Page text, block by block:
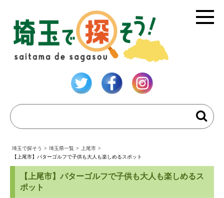
埼玉で探そう > 埼玉県一覧 > 上尾市 >
【上尾市】パターゴルフで子供も大人も楽しめるスポット
【上尾市】パターゴルフで子供も大人も楽しめるス
ポット